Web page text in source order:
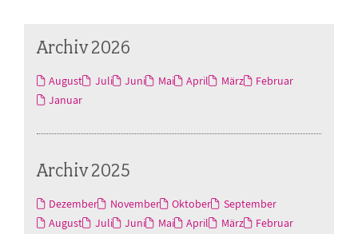
Archiv 2026
August Juli Juni Mai April März
Februar
Januar
Archiv 2025
Dezember November Oktober
September
August
Juli Juni Mai April März
Februar